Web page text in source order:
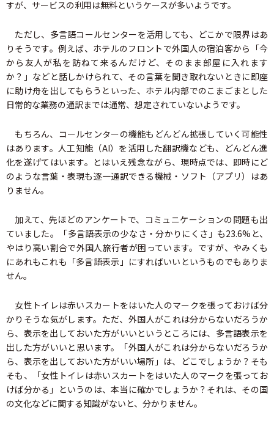
すが、サービスの利用は無料というケースが多いようです。
ただし、多言語コールセンターを活用しても、どこかで限界はあ
りそうです。例えば、ホテルのフロントで外国人の宿泊客から「今
から友人が私を訪ねて来るんだけど、そのまま部屋に入れます
か？」などと話しかけられて、その言葉を聞き取れないときに即座
に助け舟を出してもらうといった、ホテル内部でのこまごまとした
日常的な業務の通訳までは通常、想定されていないようです。
もちろん、コールセンターの機能もどんどん拡張していく可能性
はあります。人工知能（AI）を活用した翻訳機なども、どんどん進
化を遂げてはいます。とはいえ残念ながら、現時点では、即時にど
のような言葉・表現も逐一通訳できる機械・ソフト（アプリ）はあ
りません。
加えて、先ほどのアンケートで、コミュニケーションの問題も出
ていました。「多言語表示の少なさ・分かりにくさ」も23.6%と、
やはり高い割合で外国人旅行者が困っています。ですが、やみくも
にあれもこれも「多言語表示」にすればいいというものでもありま
せん。
女性トイレは赤いスカートをはいた人のマークを張っておけば分
かりそうな気がします。ただ、外国人がこれは分からないだろうか
ら、表示を出しておいた方がいいというところには、多言語表示を
出した方がいいと思います。「外国人がこれは分からないだろうか
ら、表示を出しておいた方がいい場所」は、どこでしょうか？そも
そも、「女性トイレは赤いスカートをはいた人のマークを張ってお
けば分かる」というのは、本当に確かでしょうか？それは、その国
の文化などに関する知識がないと、分かりません。